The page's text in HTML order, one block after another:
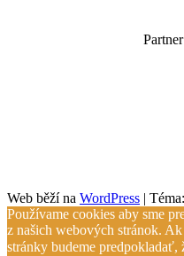
Web běží na WordPress | Téma:
Používame cookies aby sme
z našich webových stránok.
stránky budeme predpokladať,